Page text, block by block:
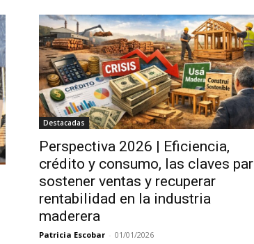
Destacadas
Perspectiva 2026 | Eficiencia,
crédito y consumo, las claves
sostener ventas y recuperar
rentabilidad en la industria
maderera
Patricia Escobar - 01/01/2026